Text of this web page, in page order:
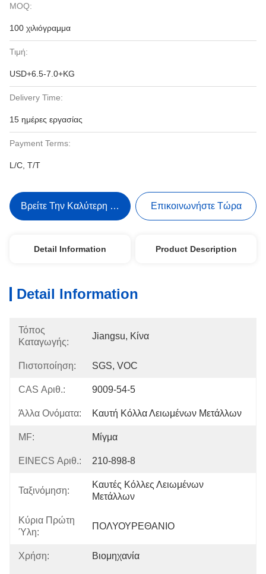
MOQ:
100 χιλιόγραμμα
Τιμή:
USD+6.5-7.0+KG
Delivery Time:
15 ημέρες εργασίας
Payment Terms:
L/C, T/T
Βρείτε Την Καλύτερη Τιμή Επικοινωνήστε Τώρα
Detail Information Product Description
Detail Information
Τόπος
Καταγωγής:
Jiangsu, Κίνα
Πιστοποίηση: SGS, VOC
CAS Αριθ.: 9009-54-5
Άλλα Ονόματα: Καυτή Κόλλα Λειωμένων Μετάλλων
MF: Μίγμα
EINECS Αριθ.: 210-898-8
Ταξινόμηση:
Καυτές Κόλλες Λειωμένων
Μετάλλων
Κύρια Πρώτη
Ύλη:
ΠΟΛΥΟΥΡΕΘΑΝΙΟ
Χρήση: Βιομηχανία